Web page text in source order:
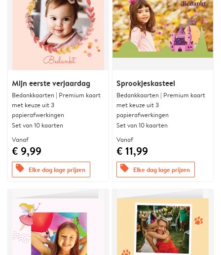
Mijn eerste verjaardag
Bedankkaarten | Premium kaart
met keuze uit 3
papierafwerkingen
Set van 10 kaarten
Vanaf
€ 9,99
offers Elke dag lage prijzen
Sprookjeskasteel
Bedankkaarten | Premium kaart
met keuze uit 3
papierafwerkingen
Set van 10 kaarten
Vanaf
€ 11,99
offers Elke dag lage prijzen